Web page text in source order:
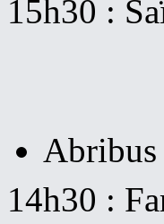
15h30 :
Abribus
14h30 :